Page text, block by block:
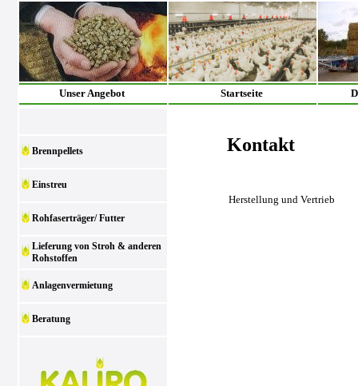
Unser Angebot Startseite
Brennpellets
Einstreu
Rohfaserträger/ Futter
Lieferung von Stroh & anderen
Rohstoffen
Anlagenvermietung
Beratung
Kontakt
Herstellung und Vertrieb